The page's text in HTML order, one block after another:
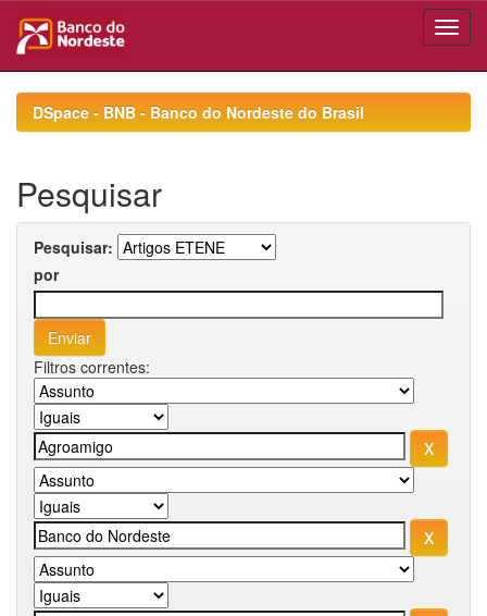
navigationDSpace - BNB - Banco do Nordeste do Brasil
Pesquisar
Pesquisar:
por
Filtros correntes: